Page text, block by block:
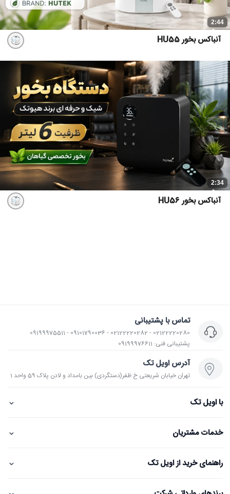
2:44
آنباکس بخور HU55
2:34
آنباکس بخور HU56
تماس با پشتیبانی
02122220280 - 02122220282 - 09101790036 - 09199975511
پشتیبانی فنی: 09199976611
آدرس اویل تک
تهران خیابان شریعتی خ ظفر(دستگردی) بین بامداد و لادن پلاک 59 واحد 1
با اویل تک ⌄
خدمات مشتریان ⌄
راهنمای خرید از اویل تک ⌄